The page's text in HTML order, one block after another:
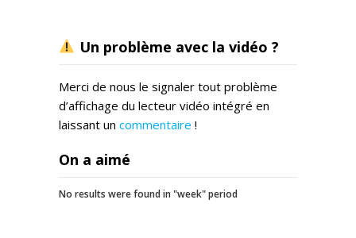
Un problème avec la vidéo ?
Merci de nous le signaler tout problème
d’affichage du lecteur vidéo intégré en
laissant un commentaire !
On a aimé
No results were found in "week" period